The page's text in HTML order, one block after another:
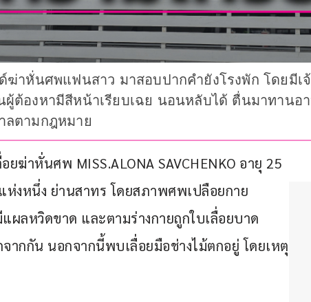
าหั่นศพแฟนสาว มาสอบปากคำยังโรงพัก โดยมีเ
ต้องหามีสีหน้าเรียบเฉย นอนหลับได้ ตื่นมาทานอ
ลตามกฎหมาย
ฆ่าหั่นศพ MISS.ALONA SAVCHENKO อายุ 25
งหนึ่ง ย่านสาทร โดยสภาพศพเปลือยกาย
ผลหวิดขาด และตามร่างกายถูกใบเลื่อยบาด
กกัน นอกจากนี้พบเลื่อยมือช่างไม้ตกอยู่ โดยเหตุ